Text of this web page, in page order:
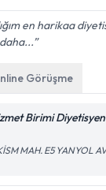
işlenmesini kabul
en harikaa
Görüşme
Birimi
MAH. E5 YANYOL